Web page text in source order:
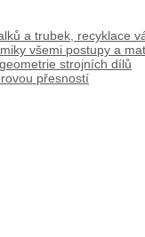
a trubek, recyklace
všemi postupy a
strojních dílů
přesností